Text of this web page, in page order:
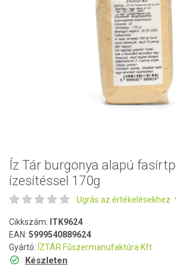
Íz Tár burgonya alapú
ízesítéssel 170g
Ugrás az értékelésekhez
Cikkszám: ITK9624
EAN: 5999540889624
Gyártó: ÍZTÁR Fűszermanufaktúra Kft.
Készleten